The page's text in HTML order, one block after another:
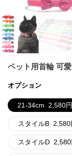
ペット用首輪 可
オプション
21-34cm 2,580円
スタイルB 2,580
スタイルD 2,580